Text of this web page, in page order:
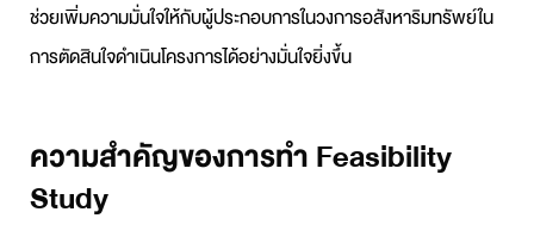
ช่วยเพิ่มความมั่นใจให้กับผู้ประกอบการในวงการอสังหาริมทรัพย์ใน
การตัดสินใจดำเนินโครงการได้อย่างมั่นใจยิ่งขึ้น
ความสำคัญของการทำ Feasibility
Study